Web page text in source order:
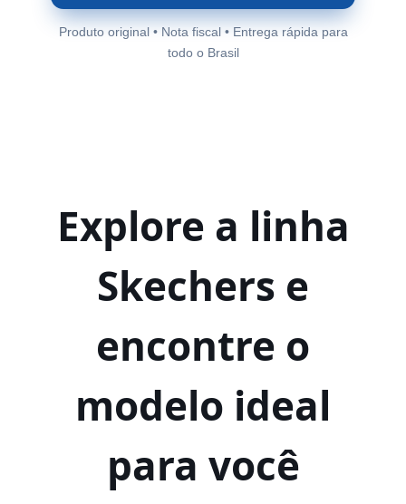
Produto original • Nota fiscal • Entrega rápida para
todo o Brasil
Explore a linha
Skechers e
encontre o
modelo ideal
para você